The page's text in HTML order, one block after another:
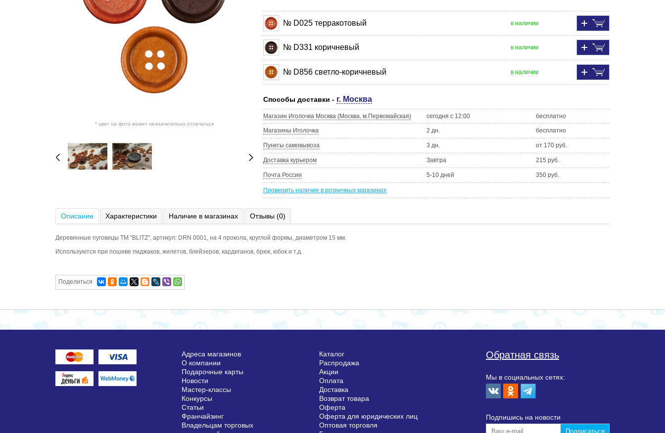
* цвет на фото может незначительно отличаться
№ D025 терракотовый в наличии
№ D331 коричневый в наличии
№ D856 светло-коричневый в наличии
Способы доставки - г. Москва
Магазин Иголочка Москва (Москва, м.Первомайская) сегодня с 12:00 бесплатно
Магазины Иголочка 2 дн. бесплатно
Пункты самовывоза 3 дн. от 170 руб.
Доставка курьером Завтра 215 руб.
Почта России 5-10 дней 350 руб.
Проверить наличие в розничных магазинах
Описание Характеристики Наличие в магазинах Отзывы (0)
Деревянные пуговицы ТМ "BLITZ", артикул: DRN 0001, на 4 прокола, круглой формы, диаметром 15 мм.
Используются при пошиве пиджаков, жилетов, блейзеров, кардиганов, брюк, юбок и т.д.
Поделиться
Адреса магазинов
О компании
Подарочные карты
Новости
Мастер-классы
Конкурсы
Статьи
Франчайзинг
Владельцам торговых
Каталог
Распродажа
Акции
Оплата
Доставка
Возврат товара
Оферта
Оферта для юридических лиц
Оптовая торговля
Обратная связь
Мы в социальных сетях:
Подпишиcь на новости